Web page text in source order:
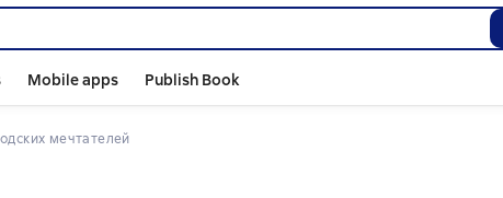
Mobile apps Publish Book
мечтателей